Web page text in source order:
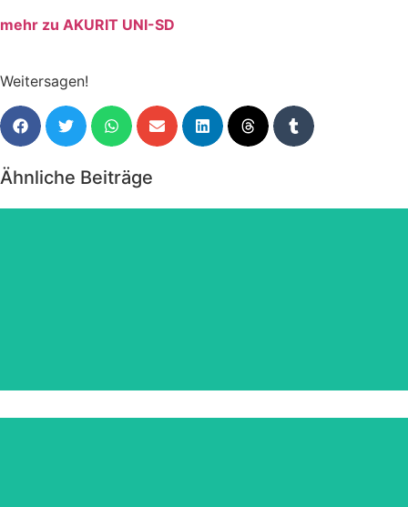
mehr zu AKURIT UNI-SD
Weitersagen!
Ähnliche Beiträge